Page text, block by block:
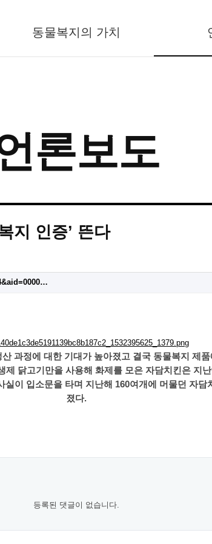
동물복지의 가치
론보도
지 인증’ 뜬다
과정에 대한 기대가 높아졌고 결국 동물복지 제
닭고기만을 사용해 화제를 모은 자담치킨은 지
이 입소문을 타며 지난해 160여개에 머물던 자
졌다.
등록된 댓글이 없습니다.